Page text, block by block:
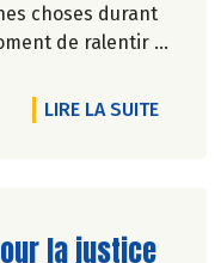
choses durant
de ralentir le
LIRE LA SUITEDE
la justice